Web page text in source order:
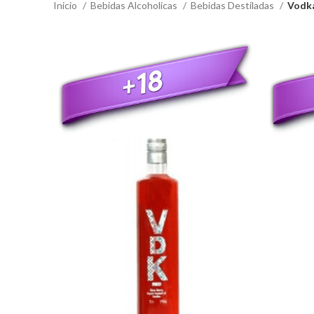
Inicio Bebidas Alcoholicas Bebidas Destiladas